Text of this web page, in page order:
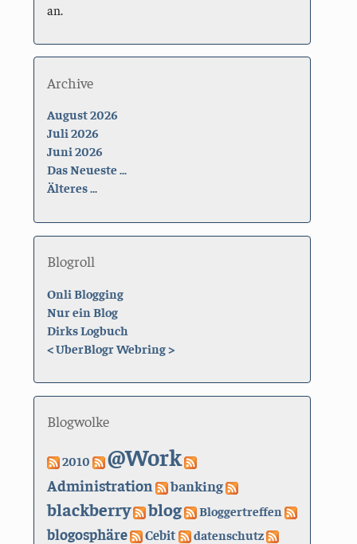
an.
Archive
August 2026
Juli 2026
Juni 2026
Das Neueste ...
Älteres ...
Blogroll
Onli Blogging
Nur ein Blog
Dirks Logbuch
<UberBlogr Webring>
Blogwolke
2010 @Work
Administration banking
blackberry blog Bloggertreffen
blogosphäre Cebit datenschutz